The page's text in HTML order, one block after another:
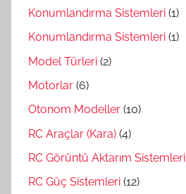
Konumlandırma Sistemleri (1)
Konumlandırma Sistemleri (1)
Model Türleri (2)
Motorlar (6)
Otonom Modeller (10)
RC Araçlar (Kara) (4)
RC Görüntü Aktarım Sistemleri
RC Güç Sistemleri (12)